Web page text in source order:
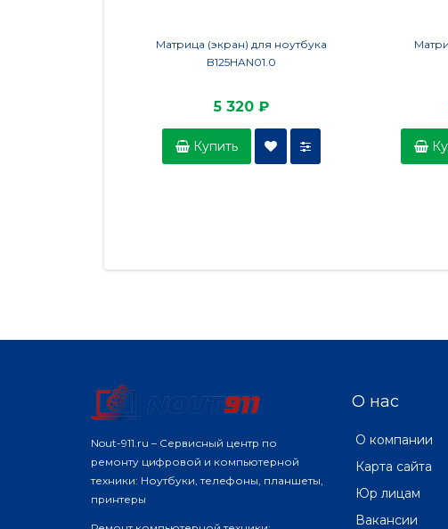
Матрица (экран) для ноутбука
B125HAN01.0
5 320 ₽
Купить
Nout-911.ru – Сервисный центр по
ремонту цифровой и компьютерной
техники: Ноутбуки, телефоны, планшеты,
принтеры
О нас
О компании
Карта сайта
Юр лицам
Вакансии